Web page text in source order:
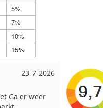
5%
7%
10%
15%
17-7-2026
breinaalden
Loes uit
Snelle